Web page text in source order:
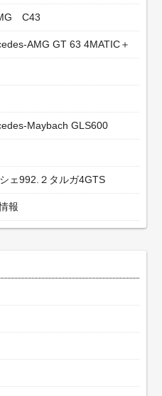
C43
AMG GT 63 4MATIC＋
Maybach GLS600
ェ992.２タルガ4GTS
報